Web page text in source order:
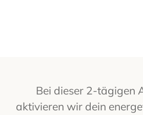
Bei dieser 2-tägigen
aktivieren wir dein